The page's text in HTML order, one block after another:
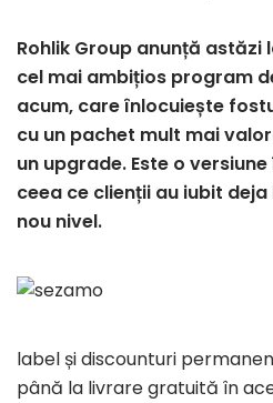
Rohlik Group anunță astăzi
cel mai ambițios program
acum, care înlocuiește
cu un pachet mult mai
un upgrade. Este o
ceea ce clienții au iubit
nou nivel.
label și discounturi
până la livrare gratuită în